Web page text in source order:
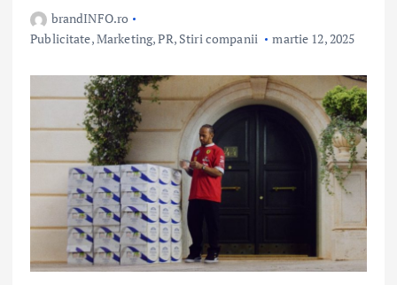
brandINFO.ro
Publicitate, Marketing, PR, Stiri companii martie 12, 2025